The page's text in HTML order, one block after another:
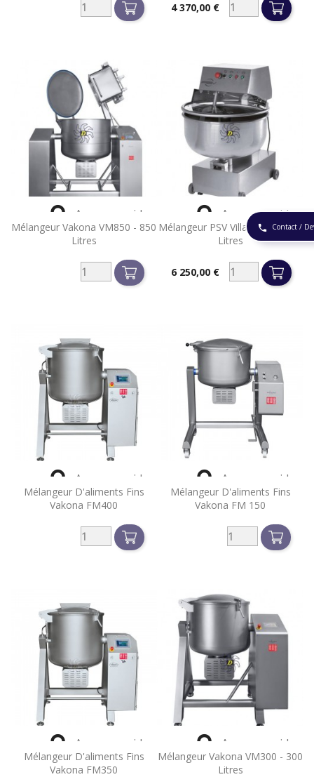
phone Contact /
Prix4 370,00 €
Mélangeur Vakona VM850 - 850
Litres
 Aperçu rapide
Mélangeur PSV Villa M125 - 125
Litres
Prix6 250,00 €
 Aperçu rapide
Mélangeur D'aliments Fins
Vakona FM400
 Aperçu rapide
Mélangeur D'aliments Fins
Vakona FM 150
 Aperçu rapide
Mélangeur D'aliments Fins
Vakona FM350
 Aperçu rapide
Mélangeur Vakona VM300 - 300
Litres
 Aperçu rapide